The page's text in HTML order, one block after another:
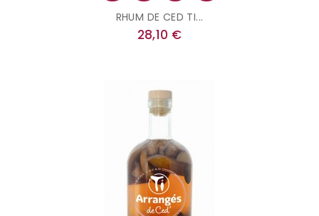
RHUM DE CED TI...
Prix
28,10 €